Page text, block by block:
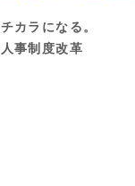
カラになる。
事制度改革